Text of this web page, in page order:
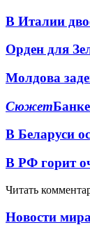
В Италии
Орден для
Молдова
Сюжет
В Беларуси
В РФ горит
Читать
Новости мира